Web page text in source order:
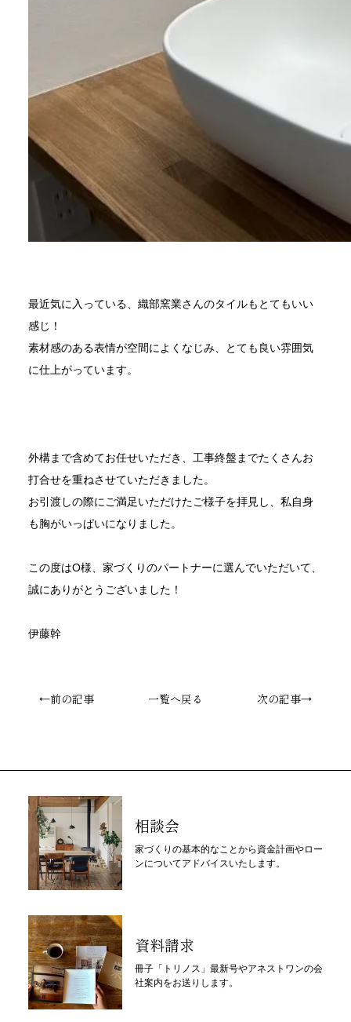
最近気に入っている、織部窯業さんのタイルもとてもいい
感じ！
素材感のある表情が空間によくなじみ、とても良い雰囲気
に仕上がっています。
外構まで含めてお任せいただき、工事終盤までたくさんお
打合せを重ねさせていただきました。
お引渡しの際にご満足いただけたご様子を拝見し、私自身
も胸がいっぱいになりました。
この度はO様、家づくりのパートナーに選んでいただいて、
誠にありがとうございました！
伊藤幹
←前の記事 一覧へ戻る 次の記事→
相談会
家づくりの基本的なことから資金計画やロー
ンについてアドバイスいたします。
資料請求
冊子「トリノス」最新号やアネストワンの会
社案内をお送りします。